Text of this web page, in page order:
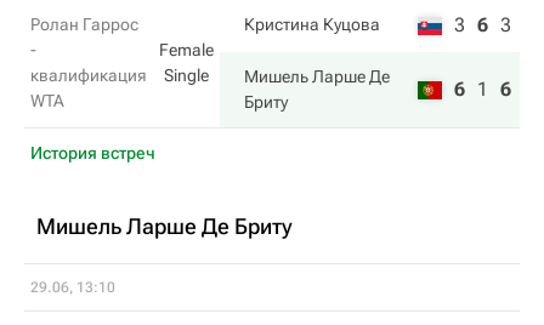
Ролан Гаррос
-
квалификация
WTA
Female
Single
Кристина Куцова 3 6 3
Мишель Ларше Де
Бриту
6 1 6
История встреч
Мишель Ларше Де Бриту
29.06, 13:10